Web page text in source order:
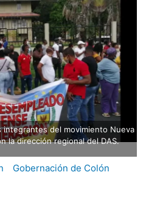
del movimiento Nueva
la dirección regional del DAS.
Gobernación de Colón